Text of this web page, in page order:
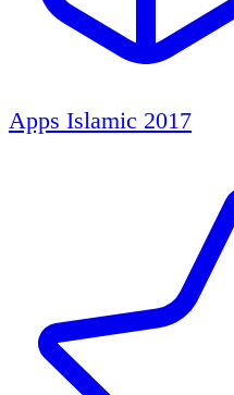
Apps Islamic 2017